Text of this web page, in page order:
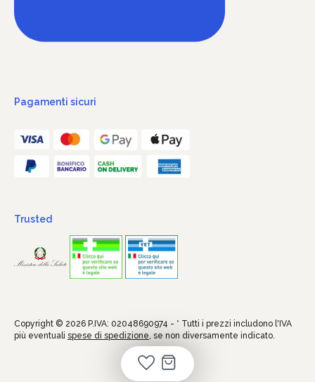
Pagamenti sicuri
Trusted
Copyright © 2026 P.IVA: 02048690974 - * Tutti i prezzi includono l'IVA
più eventuali spese di spedizione, se non diversamente indicato.